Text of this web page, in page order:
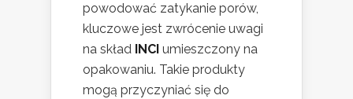
powodować zatykanie porów,
kluczowe jest zwrócenie uwagi
na skład INCI umieszczony na
opakowaniu. Takie produkty
mogą przyczyniać się do